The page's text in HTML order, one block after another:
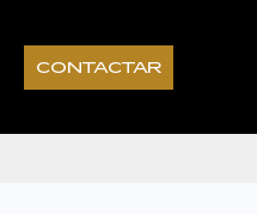
CONTACTAR